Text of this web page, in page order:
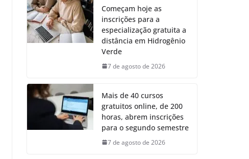
Começam hoje as
inscrições para a
especialização gratuita a
distância em Hidrogênio
Verde
7 de agosto de 2026
Mais de 40 cursos
gratuitos online, de 200
horas, abrem inscrições
para o segundo semestre
7 de agosto de 2026